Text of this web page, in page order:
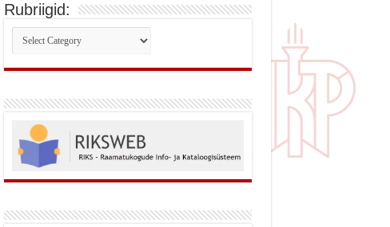
Rubriigid:
Rubriigid: